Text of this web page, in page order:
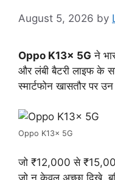
August 5, 2026 by
Oppo K13x 5G ने
और लंबी बैटरी लाइफ के
स्मार्टफोन खासतौर पर
Oppo K13x 5G
जो ₹12,000 से
जो न केवल अच्छा दिखे,